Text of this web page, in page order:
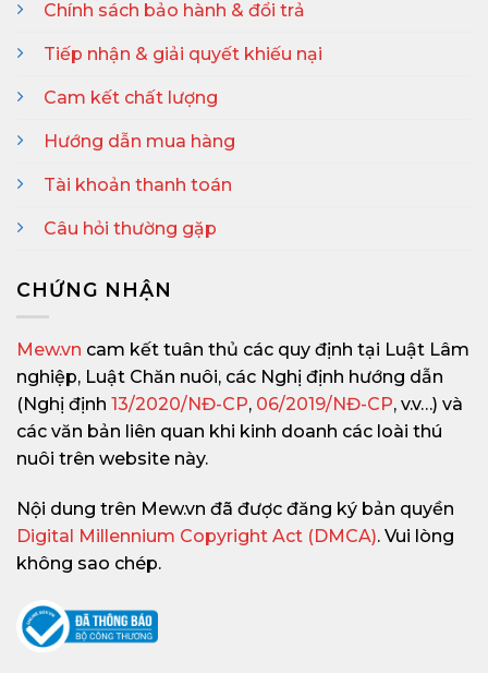
Chính sách bảo hành & đổi trả
Tiếp nhận & giải quyết khiếu nại
Cam kết chất lượng
Hướng dẫn mua hàng
Tài khoản thanh toán
Câu hỏi thường gặp
CHỨNG NHẬN
Mew.vn cam kết tuân thủ các quy định tại Luật Lâm
nghiệp, Luật Chăn nuôi, các Nghị định hướng dẫn
(Nghị định 13/2020/NĐ-CP, 06/2019/NĐ-CP, v.v…) và
các văn bản liên quan khi kinh doanh các loài thú
nuôi trên website này.
Nội dung trên Mew.vn đã được đăng ký bản quyền
Digital Millennium Copyright Act (DMCA). Vui lòng
không sao chép.